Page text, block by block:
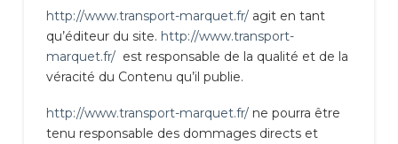
http://www.transport-marquet.fr/agit en tant
qu’éditeur du site. http://www.transport-
marquet.fr/est responsable de la qualité et de la
véracité du Contenu qu’il publie.
http://www.transport-marquet.fr/ne pourra être
tenu responsable des dommages directs et